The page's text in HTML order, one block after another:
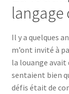
langage
Il y a quelques
m’ont invité à
la louange
sentaient bien
défis était de